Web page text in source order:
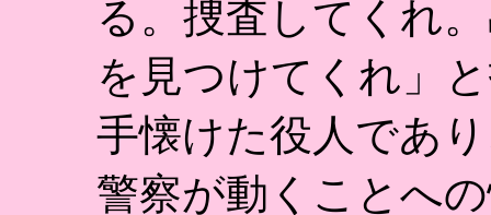
る。捜査してくれ
を見つけてくれ」
手懐けた役人であ
警察が動くことへ